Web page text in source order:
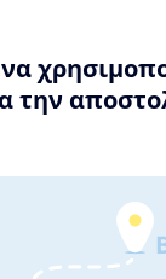
την